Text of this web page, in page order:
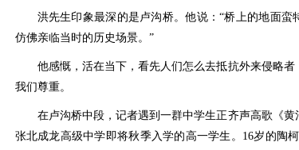
洪先生印象最深的是卢沟桥。他说：“桥上的地面蛮
仿佛亲临当时的历史场景。”
他感慨，活在当下，看先人们怎么去抵抗外来侵略
我们尊重。
在卢沟桥中段，记者遇到一群中学生正齐声高歌《
张北成龙高级中学即将秋季入学的高一学生。16岁的陶